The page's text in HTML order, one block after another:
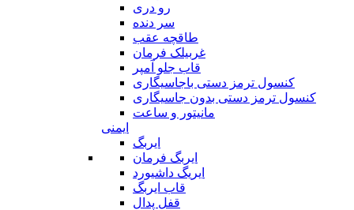
رو دری
سر دنده
طاقچه عقب
غربیلک فرمان
قاب جلو آمپر
کنسول ترمز دستی باجاسیگاری
کنسول ترمز دستی بدون جاسیگاری
مانیتور و ساعت
ایمنی
ایربگ
ایربگ فرمان
ایریگ داشیورد
قاب ایربگ
قفل پدال